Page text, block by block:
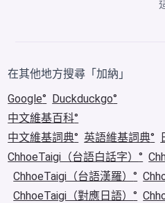
在其他地方搜尋「加納」
Google
Duckduckgo
中文維基百科
中文維基詞典
英語維基詞典
ChhoeTaigi（台語白話字）
ChhoeTaigi（台語漢羅）
ChhoeTaigi（對應日語）